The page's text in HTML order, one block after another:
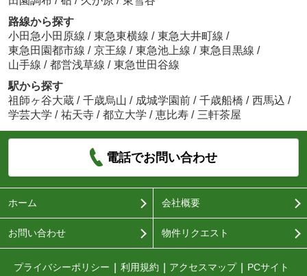
路線から探す
小田急小田原線 / 東急東横線 / 東急大井町線 /
東急田園都市線 / 京王線 / 東急池上線 / 東急目黒線 /
山手線 / 都営浅草線 / 東急世田谷線
駅から探す
祖師ヶ谷大蔵 / 千歳烏山 / 成城学園前 / 千歳船橋 / 西馬込 /
学芸大学 / 祐天寺 / 都立大学 / 恵比寿 / 三軒茶屋
電話でお問い合わせ
ホーム 会社概要
お問い合わせ 物件リクエスト
プライバシーポリシー 利用規約 アクセスマップ PCサイト